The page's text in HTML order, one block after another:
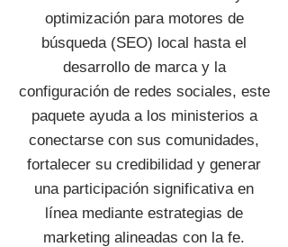
optimización para motores de
búsqueda (SEO) local hasta el
desarrollo de marca y la
configuración de redes sociales, este
paquete ayuda a los ministerios a
conectarse con sus comunidades,
fortalecer su credibilidad y generar
una participación significativa en
línea mediante estrategias de
marketing alineadas con la fe.